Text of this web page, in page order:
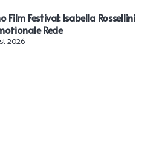
Film Festival: Isabella Rossellini
Rede
2026